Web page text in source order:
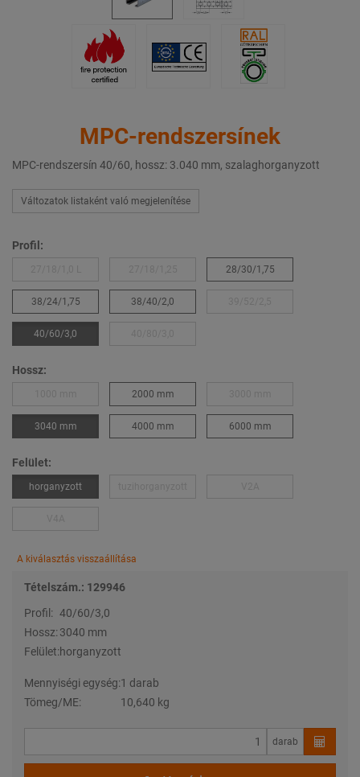
MPC-rendszersínek
MPC-rendszersín 40/60, hossz: 3.040 mm, szalaghorganyzott
Változatok listaként való megjelenítése
Profil:
28/30/1,75
38/24/1,75 38/40/2,0
40/60/3,0
Hossz:
2000 mm
3040 mm 4000 mm 6000 mm
Felület:
horganyzott
A kiválasztás visszaállítása
Tételszám.: 129946
Profil: 40/60/3,0
Hossz: 3040 mm
Felület:horganyzott
Mennyiségi egység:1 darab
Tömeg/ME:
10,640 kg
darab